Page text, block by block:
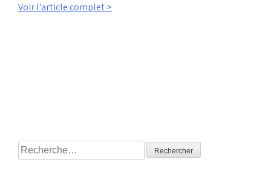
Voir l'article complet >
Rechercher :